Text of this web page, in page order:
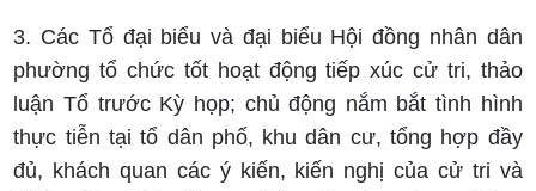
3. Các Tổ đại biểu và đại biểu Hội đồng nhân dân
phường tổ chức tốt hoạt động tiếp xúc cử tri, thảo
luận Tổ trước Kỳ họp; chủ động nắm bắt tình hình
thực tiễn tại tổ dân phố, khu dân cư, tổng hợp đầy
đủ, khách quan các ý kiến, kiến nghị của cử tri và